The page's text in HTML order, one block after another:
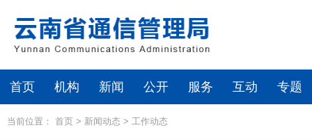
首页 机构 新闻 公开 服务 互动 专题
当前位置： 首页 > 新闻动态 > 工作动态